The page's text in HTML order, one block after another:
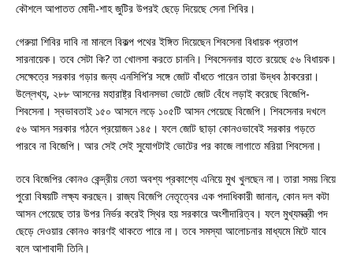
কৌশলে আপাতত মোদী-শাহ জুটির উপরই ছেড়ে দিয়েছে সেনা শিবির।
গেরুয়া শিবির দাবি না মানলে বিকল্প পথের ইঙ্গিত দিয়েছেন শিবসেনা বিধায়ক প্রতাপ
সারনায়েক। তবে সেটা কি? তা খোলসা করতে চাননি। শিবসেননার হাতে রয়েছে ৫৬ বিধায়ক।
সেক্ষেত্রে সরকার গড়ার জন্য এনসিপি’র সঙ্গে জোট বাঁধতে পারেন তারা উদ্ধব ঠাকরেরা।
উল্লেখ্য, ২৮৮ আসনের মহারাষ্ট্র বিধানসভা ভোটে জোট বেঁধে লড়াই করেছে বিজেপি-
শিবসেনা। স্বভাবতাই ১৫০ আসনে লড়ে ১০৫টি আসন পেয়েছে বিজেপি। শিবসেনার দখলে
৫৬ আসন সরকার গঠনে প্রয়োজন ১৪৫। ফলে জোট ছাড়া কোনওভাবেই সরকার গড়তে
পারবে না বিজেপি। আর সেই সেই সুযোগটাই ভোটের পর কাজে লাগাতে মরিয়া শিবসেনা।
তবে বিজেপির কোনও কেন্দ্রীয় নেতা অবশ্য প্রকাশ্যে এনিয়ে মুখ খুলছেন না। তারা সময় নিয়ে
পুরো বিষয়টি লক্ষ্য করছেন। রাজ্য বিজেপি নেতৃত্বের এক পদাধিকারী জানান, কোন দল কটা
আসন পেয়েছে তার উপর নির্ভর করেই স্থির হয় সরকারে অংশীদারিত্ব। ফলে মুখ্যমন্ত্রী পদ
ছেড়ে দেওয়ার কোনও কারণই থাকতে পারে না। তবে সমস্যা আলোচনার মাধ্যমে মিটে যাবে
বলে আশাবাদী তিনি।